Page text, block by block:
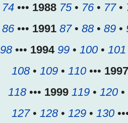
74••• 1988 75• 76• 77•
86••• 1991 87• 88• 89•
98••• 1994 99• 100• 101
108• 109• 110••• 1997
118••• 1999 119• 120•
127• 128• 129• 130